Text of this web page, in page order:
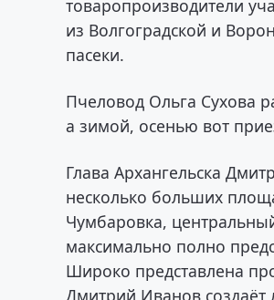
товаропроизводители
из Волгоградской и
пасеки.
Пчеловод Ольга Сухова
а зимой, осенью вот
Глава Архангельска
несколько больших
Чумбаровка,
максимально полно
Широко представлена
Дмитрий Иванов